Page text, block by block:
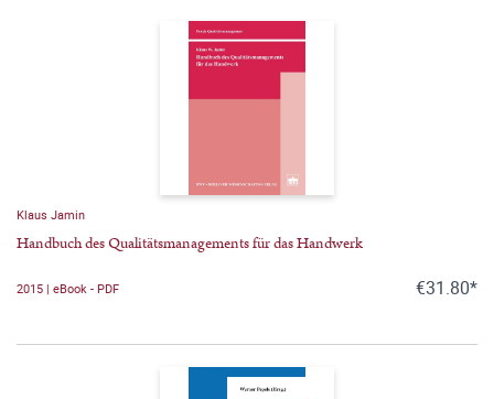
Klaus Jamin
Handbuch des Qualitätsmanagements für das Handwerk
2015 | eBook - PDF €31.80*